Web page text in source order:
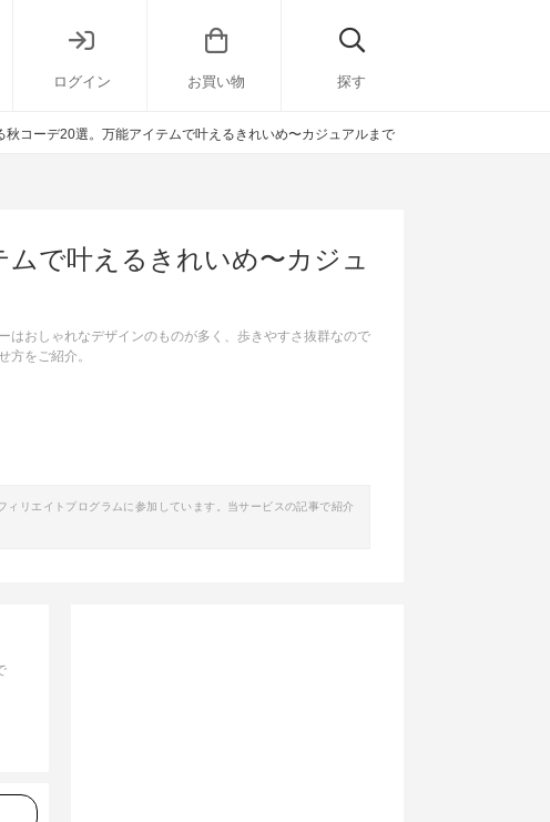
ログイン お買い物 探す
秋コーデ20選。万能アイテムで叶えるきれいめ〜カジュアルまで
で叶えるきれいめ〜カジュ
はおしゃれなデザインのものが多く、歩きやすさ抜群なので
方をご紹介。
リエイトプログラムに参加しています。当サービスの記事で紹介